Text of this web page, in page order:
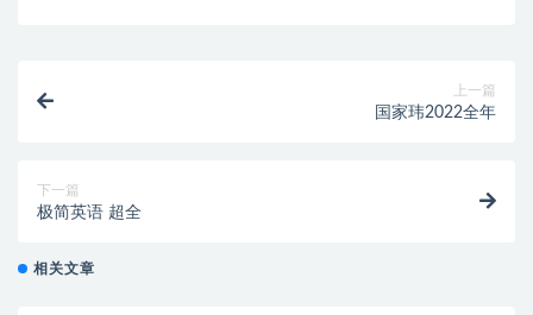
上一篇
国家玮2022全年
下一篇
极简英语 超全
相关文章